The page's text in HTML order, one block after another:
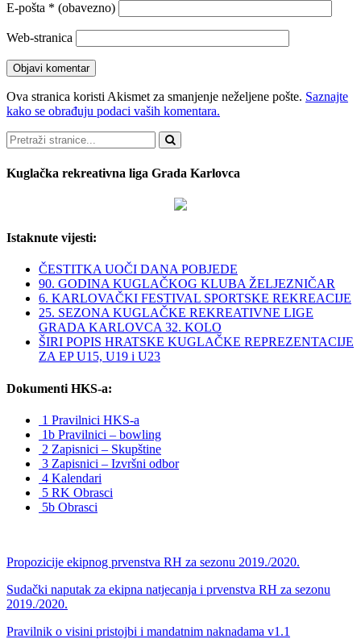
E-pošta * (obavezno)
Web-stranica
Ova stranica koristi Akismet za smanjenje neželjene pošte. Saznajte
kako se obrađuju podaci vaših komentara.
Pretraži
Kuglačka rekreativna liga Grada Karlovca
Istaknute vijesti:
ČESTITKA UOČI DANA POBJEDE
90. GODINA KUGLAČKOG KLUBA ŽELJEZNIČAR
6. KARLOVAČKI FESTIVAL SPORTSKE REKREACIJE
25. SEZONA KUGLAČKE REKREATIVNE LIGE
GRADA KARLOVCA 32. KOLO
ŠIRI POPIS HRATSKE KUGLAČKE REPREZENTACIJE
ZA EP U15, U19 i U23
Dokumenti HKS-a:
1 Pravilnici HKS-a
1b Pravilnici – bowling
2 Zapisnici – Skupštine
3 Zapisnici – Izvršni odbor
4 Kalendari
5 RK Obrasci
5b Obrasci
Propozicije ekipnog prvenstva RH za sezonu 2019./2020.
Sudački naputak za ekipna natjecanja i prvenstva RH za sezonu
2019./2020.
Pravilnik o visini pristojbi i mandatnim naknadama v1.1